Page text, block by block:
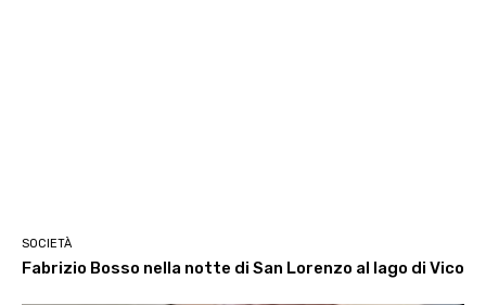
SOCIETÀ
Fabrizio Bosso nella notte di San Lorenzo al lago di Vico